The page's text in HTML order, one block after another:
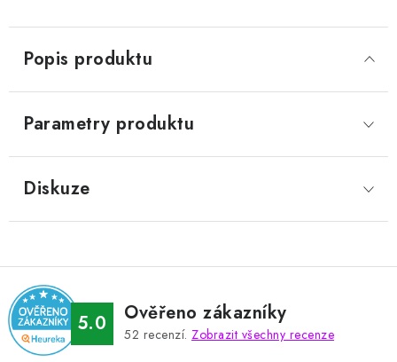
Popis produktu
Parametry produktu
Diskuze
5.0 Ověřeno zákazníky
52 recenzí. Zobrazit všechny recenze